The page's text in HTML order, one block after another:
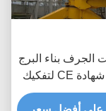
الجرف بناء البرج
الشرفة شهادة CE لتفكيك
الداخلي